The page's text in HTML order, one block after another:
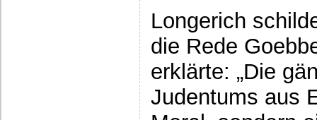
Longerich
die Rede
erklärte: „Die
Judentums aus